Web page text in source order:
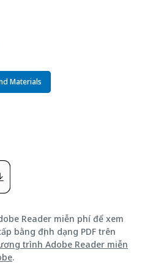
Materials
Reader miễn phí để xem
bằng định dạng PDF trên
trình Adobe Reader miễn
.